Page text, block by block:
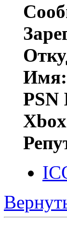
Имя:
PSN